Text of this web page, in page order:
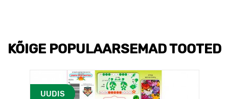
KÕIGE POPULAARSEMAD TOOTED
UUDIS